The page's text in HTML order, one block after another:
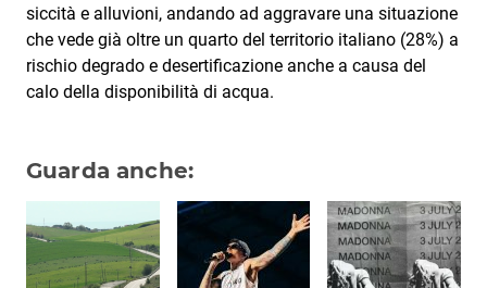
siccità e alluvioni, andando ad aggravare una situazione
che vede già oltre un quarto del territorio italiano (28%) a
rischio degrado e desertificazione anche a causa del
calo della disponibilità di acqua.
Guarda anche: